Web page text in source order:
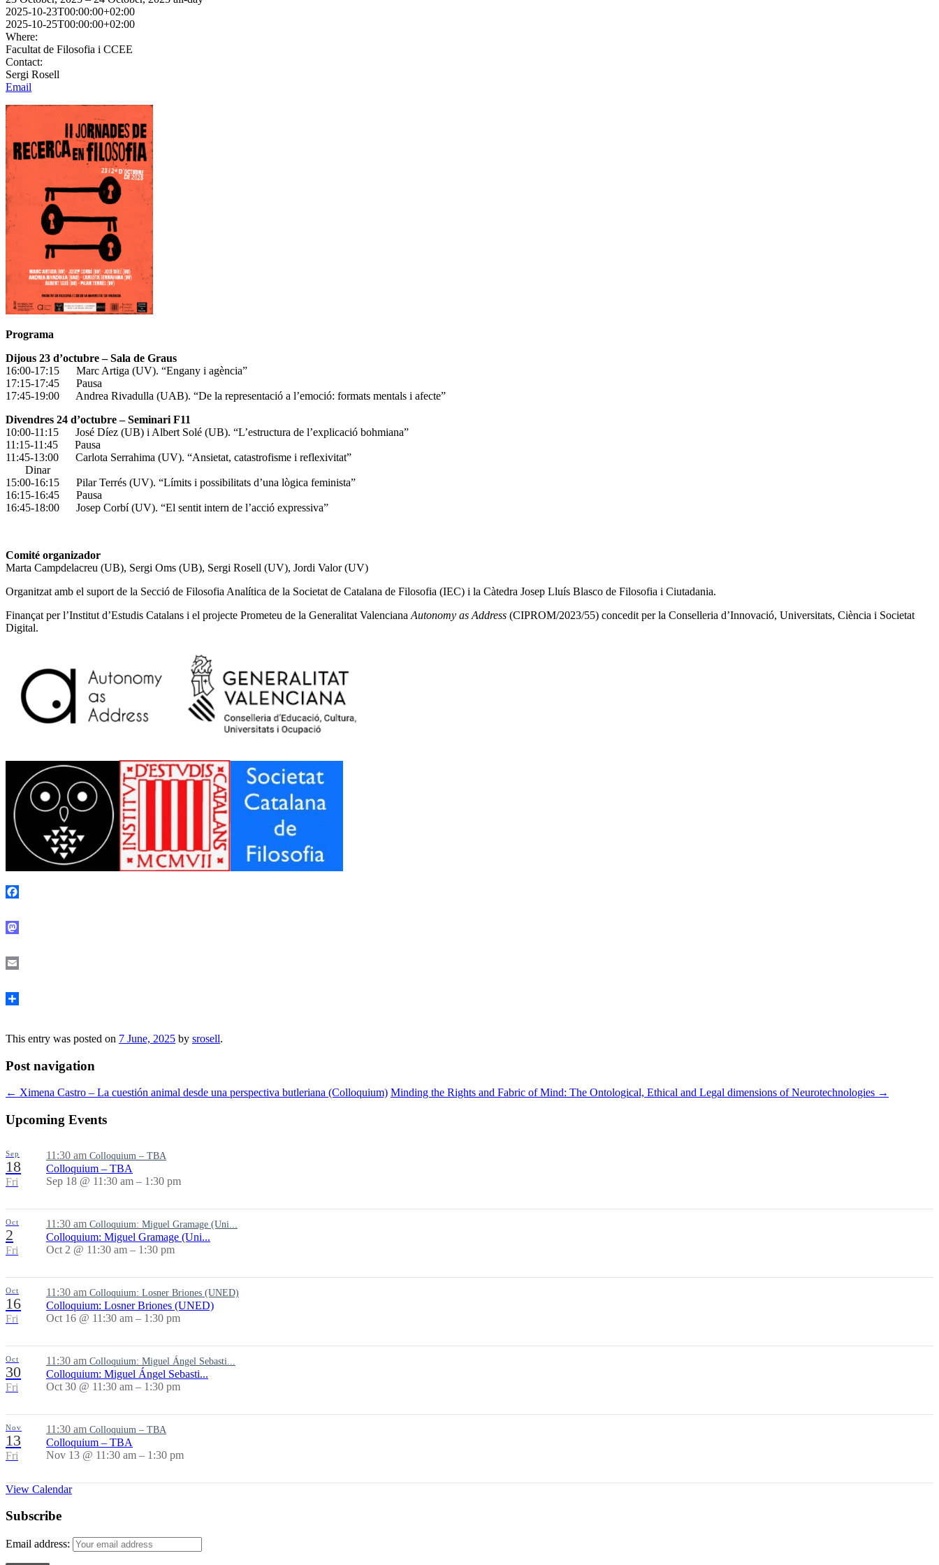
2025-10-23T00:00:00+02:00
2025-10-25T00:00:00+02:00
Where:
Facultat de Filosofia i CCEE
Contact:
Sergi Rosell
Email
Programa
Dijous 23 d’octubre – Sala de Graus
16:00-17:15 Marc Artiga (UV). “Engany i agència”
17:15-17:45 Pausa
17:45-19:00 Andrea Rivadulla (UAB). “De la representació a l’emoció: formats mentals i afecte”
Divendres 24 d’octubre – Seminari F11
10:00-11:15 José Díez (UB) i Albert Solé (UB). “L’estructura de l’explicació bohmiana”
11:15-11:45 Pausa
11:45-13:00 Carlota Serrahima (UV). “Ansietat, catastrofisme i reflexivitat”
Dinar
15:00-16:15 Pilar Terrés (UV). “Límits i possibilitats d’una lògica feminista”
16:15-16:45 Pausa
16:45-18:00 Josep Corbí (UV). “El sentit intern de l’acció expressiva”
Comité organizador
Marta Campdelacreu (UB), Sergi Oms (UB), Sergi Rosell (UV), Jordi Valor (UV)
Organitzat amb el suport de la Secció de Filosofia Analítica de la Societat de Catalana de Filosofia (IEC) i la Càtedra Josep Lluís Blasco de Filosofia i Ciutadania.
Finançat per l’Institut d’Estudis Catalans i el projecte Prometeu de la Generalitat Valenciana Autonomy as Address (CIPROM/2023/55) concedit per la Conselleria d’Innovació, Universitats, Ciència i Societat
Digital.
This entry was posted on 7 June, 2025 by srosell.
Post navigation
← Ximena Castro – La cuestión animal desde una perspectiva butleriana (Colloquium) Minding the Rights and Fabric of Mind: The Ontological, Ethical and Legal dimensions of Neurotechnologies →
Upcoming Events
Sep
18
Fri
11:30 am Colloquium – TBA
Colloquium – TBA
Sep 18 @ 11:30 am – 1:30 pm
Oct
2
Fri
11:30 am Colloquium: Miguel Gramage (Uni...
Colloquium: Miguel Gramage (Uni...
Oct 2 @ 11:30 am – 1:30 pm
Oct
16
Fri
11:30 am Colloquium: Losner Briones (UNED)
Colloquium: Losner Briones (UNED)
Oct 16 @ 11:30 am – 1:30 pm
Oct
30
Fri
11:30 am Colloquium: Miguel Ángel Sebasti...
Colloquium: Miguel Ángel Sebasti...
Oct 30 @ 11:30 am – 1:30 pm
Nov
13
Fri
11:30 am Colloquium – TBA
Colloquium – TBA
Nov 13 @ 11:30 am – 1:30 pm
View Calendar
Subscribe
Email address: